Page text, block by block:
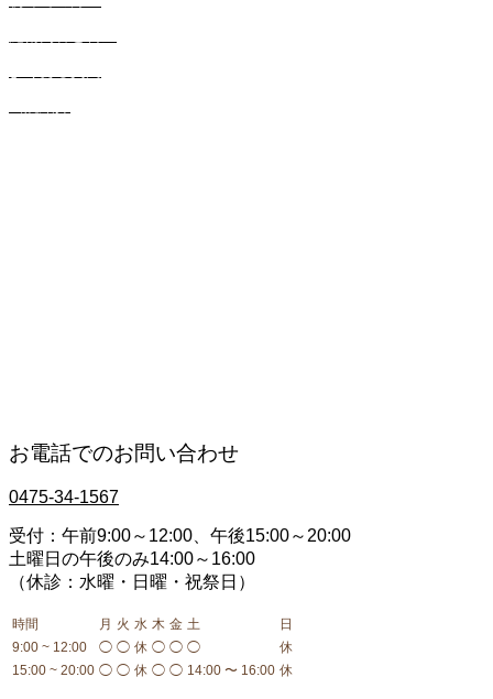
お電話でのお問い合わせ
0475-34-1567
受付：午前9:00～12:00、午後15:00～20:00
土曜日の午後のみ14:00～16:00
（休診：水曜・日曜・祝祭日）
時間 月 火 水 木 金 土
日
9:00 ~ 12:00
◯ ◯ 休 ◯ ◯ ◯
休
15:00 ~ 20:00 ◯ ◯ 休 ◯ ◯ 14:00 〜 16:00 休